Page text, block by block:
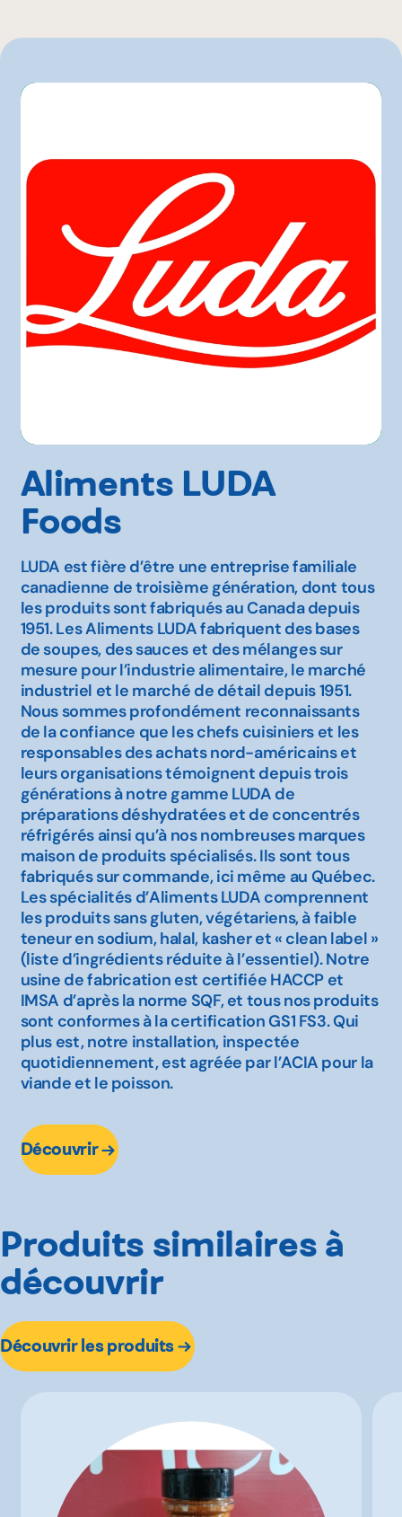
Aliments LUDA
Foods
LUDA est fière d’être une entreprise familiale
canadienne de troisième génération, dont tous
les produits sont fabriqués au Canada depuis
1951. Les Aliments LUDA fabriquent des bases
de soupes, des sauces et des mélanges sur
mesure pour l’industrie alimentaire, le marché
industriel et le marché de détail depuis 1951.
Nous sommes profondément reconnaissants
de la confiance que les chefs cuisiniers et les
responsables des achats nord-américains et
leurs organisations témoignent depuis trois
générations à notre gamme LUDA de
préparations déshydratées et de concentrés
réfrigérés ainsi qu’à nos nombreuses marques
maison de produits spécialisés. Ils sont tous
fabriqués sur commande, ici même au Québec.
Les spécialités d’Aliments LUDA comprennent
les produits sans gluten, végétariens, à faible
teneur en sodium, halal, kasher et « clean label »
(liste d’ingrédients réduite à l’essentiel). Notre
usine de fabrication est certifiée HACCP et
IMSA d’après la norme SQF, et tous nos produits
sont conformes à la certification GS1 FS3. Qui
plus est, notre installation, inspectée
quotidiennement, est agréée par l’ACIA pour la
viande et le poisson.
Découvrir
Produits similaires à
découvrir
Découvrir les produits